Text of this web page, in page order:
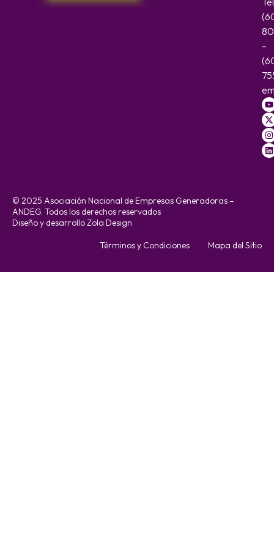
–
© 2025 Asociación Nacional de Empresas Generadoras –
ANDEG. Todos los derechos reservados
Diseño y desarrollo Zola Design
Términos y Condiciones Mapa del Sitio